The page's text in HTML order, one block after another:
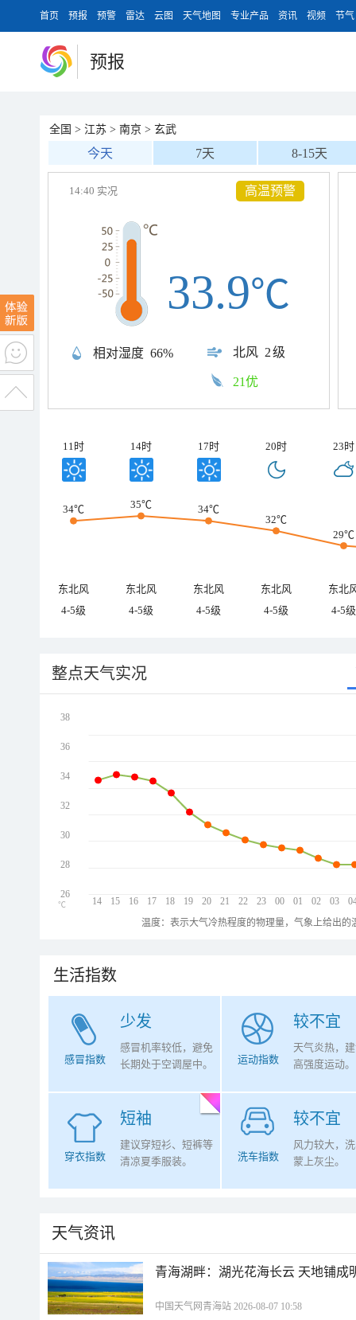
首页 预报 预警 雷达 云图 天气地图 专业产品 资讯 视频 节气
预报
全国 > 江苏 > 南京 > 玄武
今天 7天 8-15天
高温预警
14:40 实况
相对湿度 66% 北风 2级
33.9℃
21优
11时 14时 17时 20时 23时
34℃ 35℃
34℃
32℃
29℃
东北风 东北风 东北风 东北风
东北
4-5级
4-5级 4-5级 4-5级 4-5级
整点天气实况
14 15 16 17 18 19 20 21 22 23 00 01 02 03
38
36
34
32
30
28
26
℃
温度：表示大气冷热程度的物理量，气象上给出
生活指数
少发
感冒指数
感冒机率较低，避免
长期处于空调屋中。
较不宜
运动指数
天气炎热，
高强度运动。
短袖
穿衣指数
建议穿短衫、短裤等
清凉夏季服装。
较不宜
洗车指数
风力较大，
蒙上灰尘。
天气资讯
青海湖畔：湖光花海长云 天地铺成
中国天气网青海站 2026-08-07 10:58